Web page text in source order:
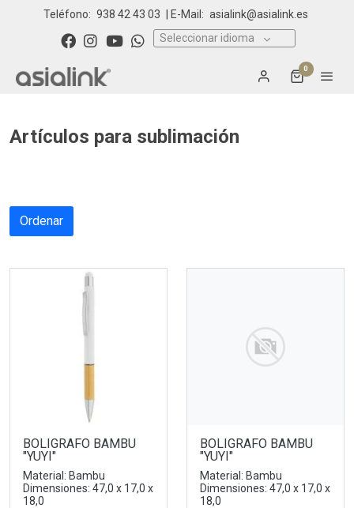
Teléfono: 938 42 43 03 | E-Mail: asialink@asialink.es
Seleccionar idioma
0
Artículos para sublimación
Ordenar
BOLIGRAFO BAMBU
"YUYI"
Material: Bambu
Dimensiones: 47,0 x 17,0 x
18,0
BOLIGRAFO BAMBU
"YUYI"
Material: Bambu
Dimensiones: 47,0 x 17,0 x
18,0